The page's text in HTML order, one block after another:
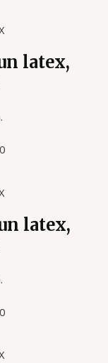
latex,
latex,